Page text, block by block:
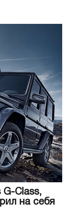
G-Class,
на себя